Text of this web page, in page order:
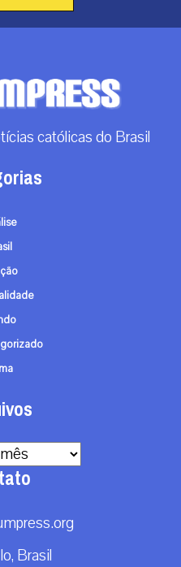
católicas do Brasil
Brasil